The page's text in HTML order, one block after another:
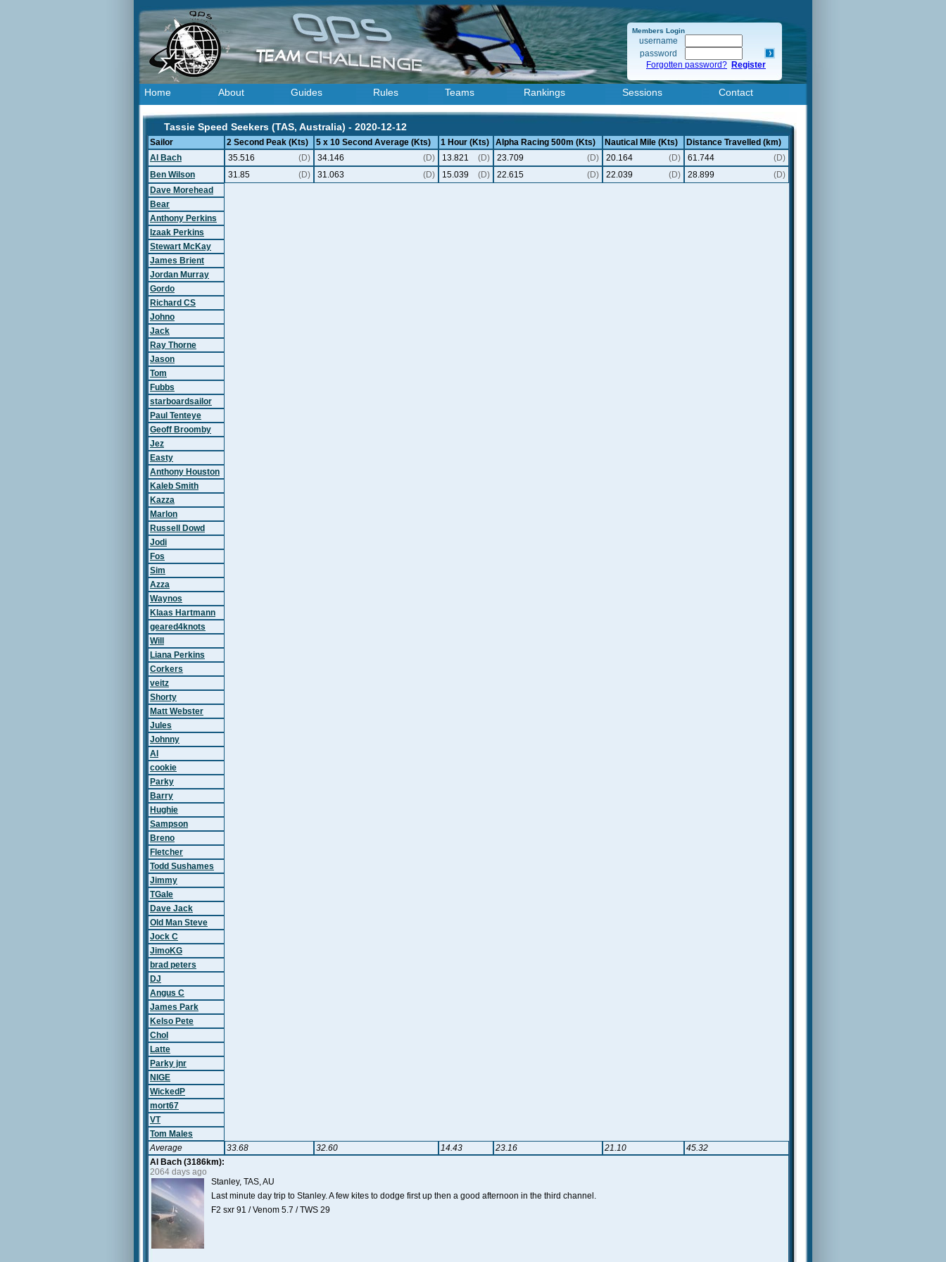
Members Login
username
password
Forgotten password? Register
Home About Guides Rules Teams Rankings Sessions Contact
Tassie Speed Seekers (TAS, Australia) - 2020-12-12
Sailor 2 Second Peak (Kts) 5 x 10 Second Average (Kts) 1 Hour (Kts) Alpha Racing 500m (Kts) Nautical Mile (Kts)
Distance Travelled (km)
Al Bach
35.516 (D) 34.146 (D) 13.821 (D) 23.709 (D) 20.164 (D) 61.744
(D)
Ben Wilson
31.85 (D) 31.063 (D) 15.039 (D) 22.615 (D) 22.039 (D) 28.899
(D)
Dave Morehead
Bear
Anthony Perkins
Izaak Perkins
Stewart McKay
James Brient
Jordan Murray
Gordo
Richard CS
Johno
Jack
Ray Thorne
Jason
Tom
Fubbs
starboardsailor
Paul Tenteye
Geoff Broomby
Jez
Easty
Anthony Houston
Kaleb Smith
Kazza
Marlon
Russell Dowd
Jodi
Fos
Sim
Azza
Waynos
Klaas Hartmann
geared4knots
Will
Liana Perkins
Corkers
veitz
Shorty
Matt Webster
Jules
Johnny
Al
cookie
Parky
Barry
Hughie
Sampson
Breno
Fletcher
Todd Sushames
Jimmy
TGale
Dave Jack
Old Man Steve
Jock C
JimoKG
brad peters
DJ
Angus C
James Park
Kelso Pete
Chol
Latte
Parky jnr
NIGE
WickedP
mort67
VT
Tom Males
Average
33.68 32.60 14.43 23.16 21.10
45.32
Al Bach (3186km):
2064 days ago
Stanley, TAS, AU
Last minute day trip to Stanley. A few kites to dodge first up then a good afternoon in the third channel.
F2 sxr 91 / Venom 5.7 / TWS 29